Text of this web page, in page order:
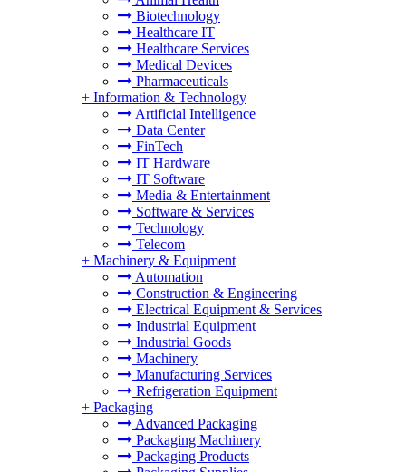
Biotechnology
Healthcare IT
Healthcare Services
Medical Devices
Pharmaceuticals
+ Information & Technology
Artificial Intelligence
Data Center
FinTech
IT Hardware
IT Software
Media & Entertainment
Software & Services
Technology
Telecom
+ Machinery & Equipment
Automation
Construction & Engineering
Electrical Equipment & Services
Industrial Equipment
Industrial Goods
Machinery
Manufacturing Services
Refrigeration Equipment
+ Packaging
Advanced Packaging
Packaging Machinery
Packaging Products